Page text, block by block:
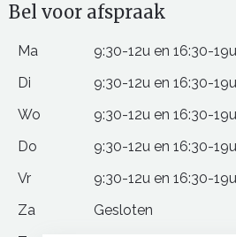
Bel voor afspraak
Ma
9:30-12u en 16:30-19u
Di
9:30-12u en 16:30-19u
Wo
9:30-12u en 16:30-19u
Do
9:30-12u en 16:30-19u
Vr
9:30-12u en 16:30-19u
Za
Gesloten